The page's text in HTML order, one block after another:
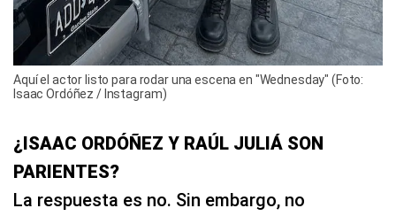
Aquí el actor listo para rodar una escena en "Wednesday" (Foto:
Isaac Ordóñez / Instagram)
¿ISAAC ORDÓÑEZ Y RAÚL JULIÁ SON
PARIENTES?
La respuesta es no. Sin embargo, no